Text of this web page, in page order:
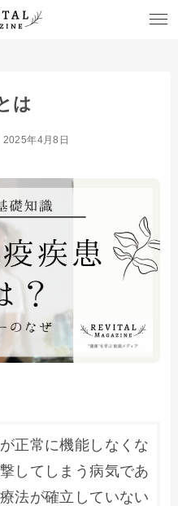
は
2025年4月8日
正常に機能しなくな
してしまう病気であ
法が確立していない